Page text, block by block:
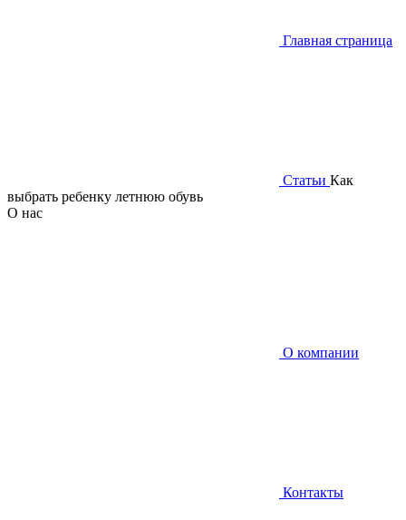
Главная страница
Статьи Как
выбрать ребенку летнюю обувь
О нас
О компании
Контакты